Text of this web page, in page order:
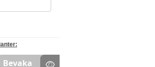
Bevaka